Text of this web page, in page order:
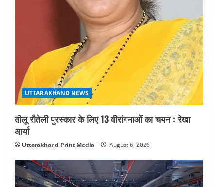
UTTARAKHAND NEWS
तीलू रौतेली पुरस्कार के लिए 13 वीरांगनाओं का चयन : रेखा
आर्या
Uttarakhand Print Media August 6, 2026